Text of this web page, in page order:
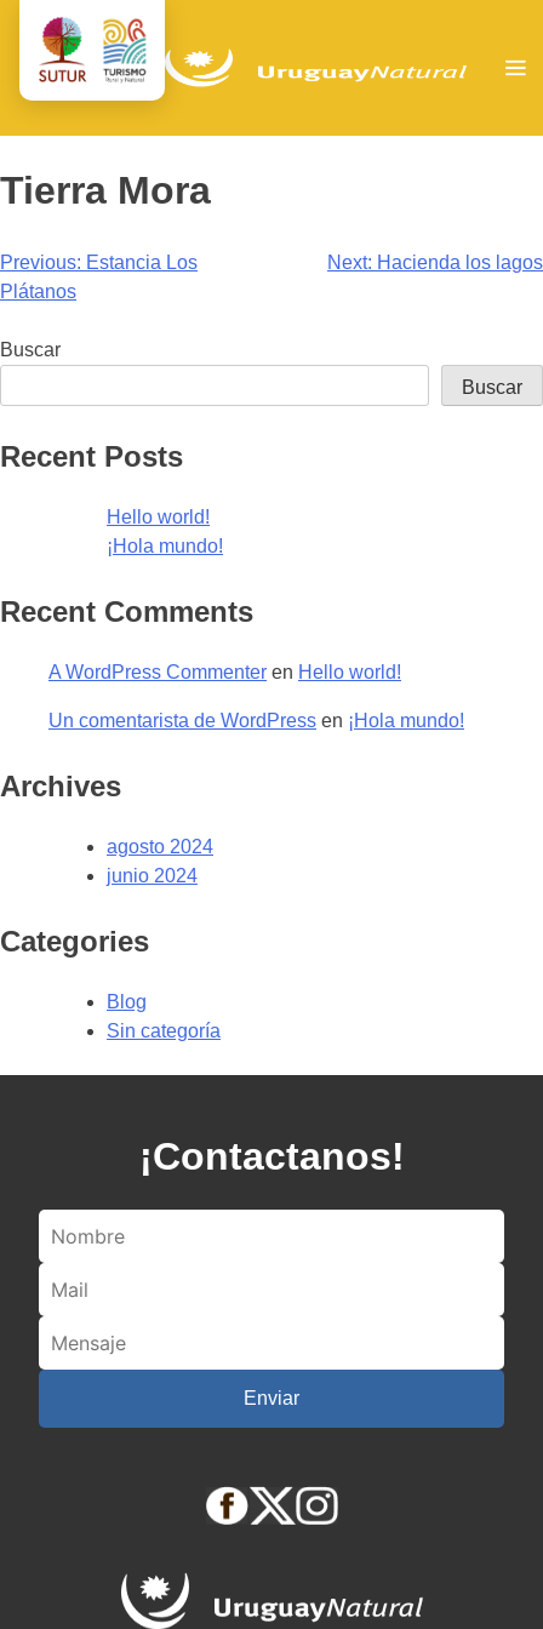
Tierra Mora
Navegación
entradas
Previous: Estancia Los
Plátanos
Next: Hacienda los lagos
Buscar
Buscar
Recent Posts
Hello world!
¡Hola mundo!
Recent Comments
A WordPress Commenter en Hello world!
Un comentarista de WordPress en ¡Hola mundo!
Archives
agosto 2024
junio 2024
Categories
Blog
Sin categoría
¡Contactanos!
Enviar